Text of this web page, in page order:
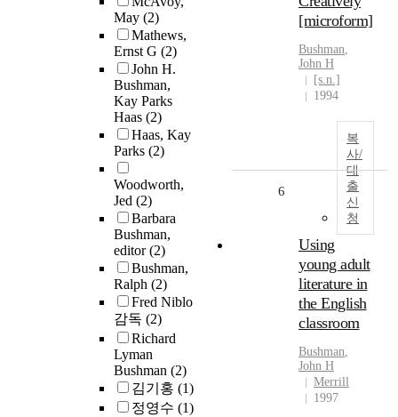
May (2)
Mathews,
Ernst G (2)
John H.
Bushman,
Kay Parks
Haas (2)
Haas, Kay
Parks (2)
Woodworth,
Jed (2)
Barbara
Bushman,
editor(2)
Bushman,
Ralph (2)
Fred Niblo
감독 (2)
Richard
Lyman
Bushman (2)
김기홍 (1)
정영수 (1)
[microform]
Bushman,
John H
[s.n.]
1994
복
사/
대
출
신
청
6
Using
young adult
literature in
the English
classroom
Bushman,
John H
Merrill
1997